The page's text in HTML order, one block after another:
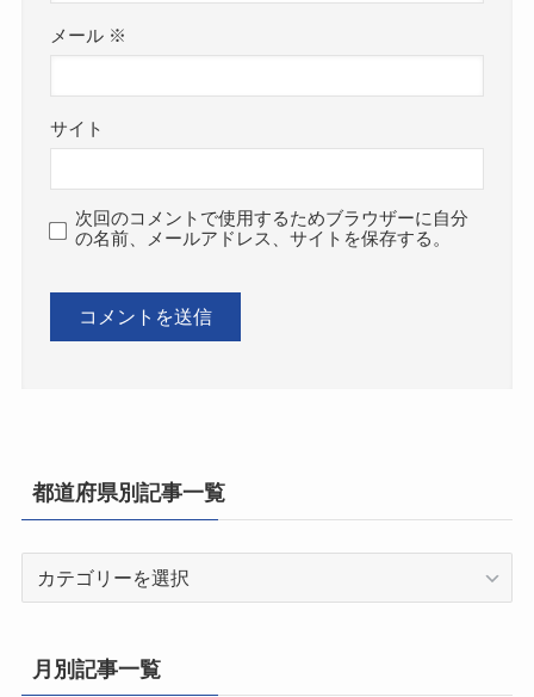
メール ※
サイト
次回のコメントで使用するためブラウザーに自分
の名前、メールアドレス、サイトを保存する。
都道府県別記事一覧
県
別
月別記事一覧